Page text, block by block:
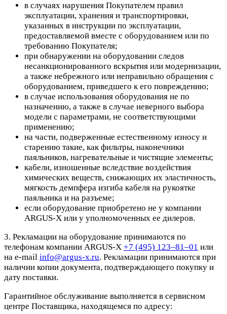
в случаях нарушения Покупателем правил
эксплуатации, хранения и транспортировки,
указанных в инструкции по эксплуатации,
предоставляемой вместе с оборудованием или по
требованию Покупателя;
при обнаружении на оборудовании следов
несанкционированного вскрытия или модернизации,
а также небрежного или неправильно обращения с
оборудованием, приведшего к его повреждению;
в случае использования оборудования не по
назначению, а также в случае неверного выбора
модели с параметрами, не соответствующими
применению;
на части, подверженные естественному износу и
старению такие, как фильтры, наконечники
паяльников, нагревательные и чистящие элементы;
кабели, изношенные вследствие воздействия
химических веществ, снижающих их эластичность,
мягкость демпфера изгиба кабеля на рукоятке
паяльника и на разъеме;
если оборудование приобретено не у компании
ARGUS-X или у уполномоченных ее дилеров.
3. Рекламации на оборудование принимаются по
телефонам компании ARGUS-X +7 (495) 123–81–01 или
на e-mail info@argus-x.ru. Рекламации принимаются при
наличии копии документа, подтверждающего покупку и
дату поставки.
Гарантийное обслуживание выполняется в сервисном
центре Поставщика, находящемся по адресу: